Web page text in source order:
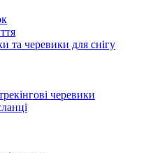
та черевики для снігу
черевики